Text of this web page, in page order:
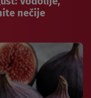
nečije